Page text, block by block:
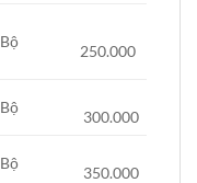
Bộ
250.000
Bộ
300.000
Bộ
350.000